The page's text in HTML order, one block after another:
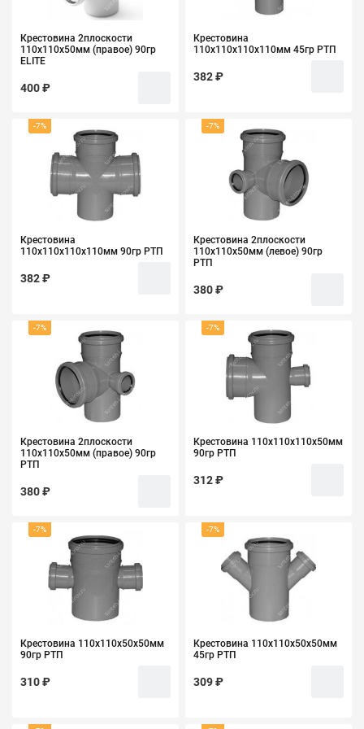
Крестовина 2плоскости
110х110х50мм (правое) 90гр
ELITE
400 ₽
Крестовина
110х110х110х110мм 45гр РТП
382 ₽
-7%
Крестовина
110х110х110х110мм 90гр РТП
382 ₽
-7%
Крестовина 2плоскости
110х110х50мм (левое) 90гр
РТП
380 ₽
-7%
Крестовина 2плоскости
110х110х50мм (правое) 90гр
РТП
380 ₽
-7%
Крестовина 110х110х110х50мм
90гр РТП
312 ₽
-7%
Крестовина 110х110х50х50мм
90гр РТП
310 ₽
-7%
Крестовина 110х110х50х50мм
45гр РТП
309 ₽